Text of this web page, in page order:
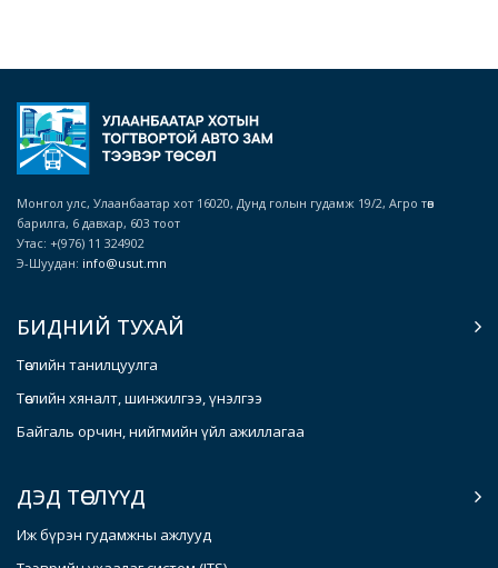
Монгол улс, Улаанбаатар хот 16020, Дунд голын гудамж 19/2, Агро төв
барилга, 6 давхар, 603 тоот
Утас: +(976) 11 324902
Э-Шуудан: info@usut.mn
БИДНИЙ ТУХАЙ
Төслийн танилцуулга
Төслийн хяналт, шинжилгээ, үнэлгээ
Байгаль орчин, нийгмийн үйл ажиллагаа
ДЭД ТӨСЛҮҮД
Иж бүрэн гудамжны ажлууд